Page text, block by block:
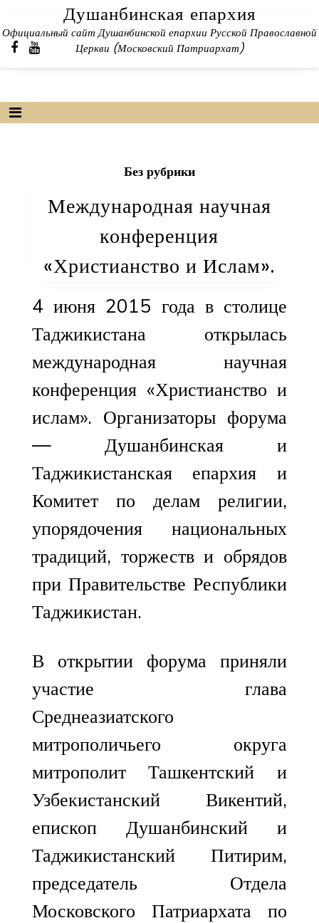
content
Душанбинская епархия
Официальный сайт Душанбинской епархии Русской Православной
Церкви (Московский Патриархат)
Без рубрики
Международная научная
конференция
«Христианство и Ислам».
4 июня 2015 года в столице
Таджикистана открылась
международная научная
конференция «Христианство и
ислам». Организаторы форума
— Душанбинская и
Таджикистанская епархия и
Комитет по делам религии,
упорядочения национальных
традиций, торжеств и обрядов
при Правительстве Республики
Таджикистан.
В открытии форума приняли
участие глава
Среднеазиатского
митрополичьего округа
митрополит Ташкентский и
Узбекистанский Викентий,
епископ Душанбинский и
Таджикистанский Питирим,
председатель Отдела
Московского Патриархата по